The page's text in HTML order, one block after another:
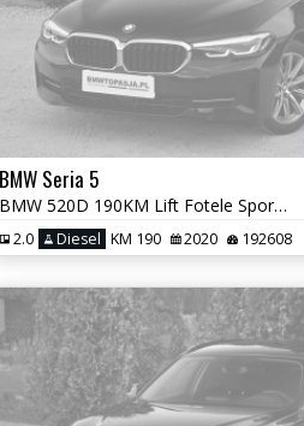
BMW Seria 5
BMW 520D 190KM Lift Fotele Sport Aktywny Tempomat Hak Kamera Śliczna
2.0 Diesel KM 190 2020 192608